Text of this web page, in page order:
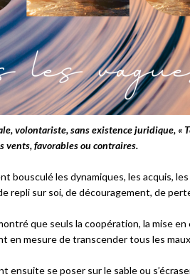
volontariste, sans existence juridique, «
vents, favorables ou contraires.
bousculé les dynamiques, les acquis, les
repli sur soi, de découragement, de
que seuls la coopération, la mise en
en mesure de transcender tous les
ensuite se poser sur le sable ou